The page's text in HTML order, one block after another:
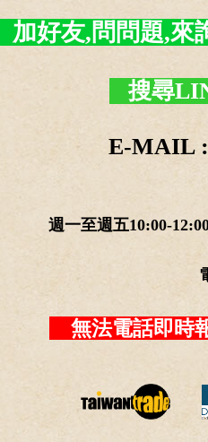
加好友,問問題,來
搜尋
E-MAIL :
週一至週五10:00-
無法電話即